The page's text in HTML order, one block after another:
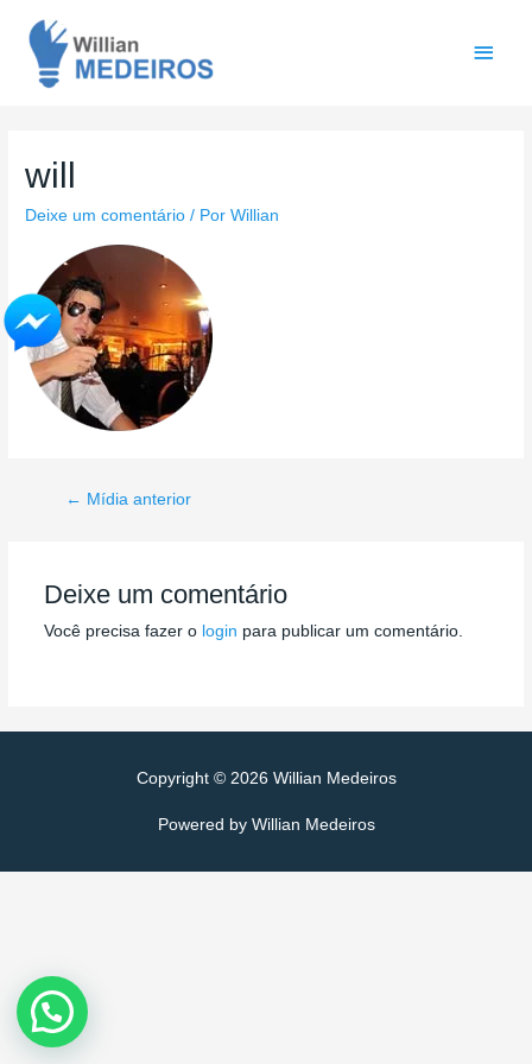
will
Deixe um comentário / PorWillian
Navegação
Post
← Mídia anterior
Deixe um comentário
Você precisa fazer o login para publicar um comentário.
Copyright © 2026 Willian Medeiros
Powered by Willian Medeiros